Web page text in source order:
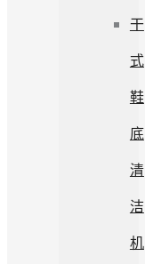
干
式
鞋
底
清
洁
机